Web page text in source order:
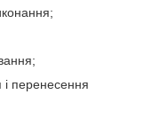
і перенесення